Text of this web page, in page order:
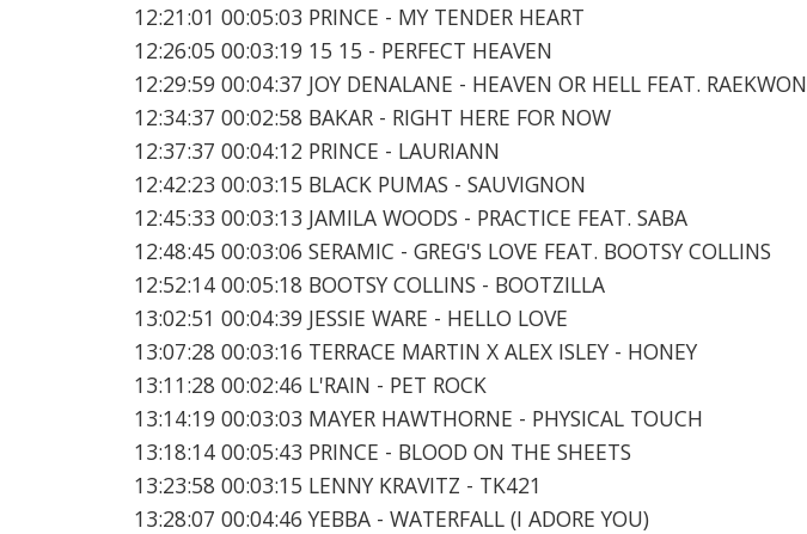
12:21:01 00:05:03 PRINCE - MY TENDER HEART
12:26:05 00:03:19 15 15 - PERFECT HEAVEN
12:29:59 00:04:37 JOY DENALANE - HEAVEN OR HELL FEAT. RAEKWON
12:34:37 00:02:58 BAKAR - RIGHT HERE FOR NOW
12:37:37 00:04:12 PRINCE - LAURIANN
12:42:23 00:03:15 BLACK PUMAS - SAUVIGNON
12:45:33 00:03:13 JAMILA WOODS - PRACTICE FEAT. SABA
12:48:45 00:03:06 SERAMIC - GREG'S LOVE FEAT. BOOTSY COLLINS
12:52:14 00:05:18 BOOTSY COLLINS - BOOTZILLA
13:02:51 00:04:39 JESSIE WARE - HELLO LOVE
13:07:28 00:03:16 TERRACE MARTIN X ALEX ISLEY - HONEY
13:11:28 00:02:46 L'RAIN - PET ROCK
13:14:19 00:03:03 MAYER HAWTHORNE - PHYSICAL TOUCH
13:18:14 00:05:43 PRINCE - BLOOD ON THE SHEETS
13:23:58 00:03:15 LENNY KRAVITZ - TK421
13:28:07 00:04:46 YEBBA - WATERFALL (I ADORE YOU)